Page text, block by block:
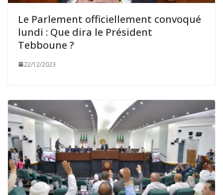
Le Parlement officiellement convoqué
lundi : Que dira le Président
Tebboune ?
22/12/2023